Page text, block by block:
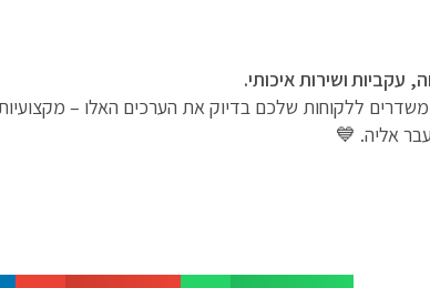
, עקביותושירותאיכותי.
ללקוחות שלכם בדיוק את הערכים האלו –
אליה. 💙